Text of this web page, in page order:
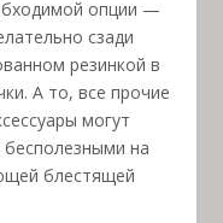
опции —
сзади
резинкой в
А то, все прочие
могут
бесполезными на
блестящей